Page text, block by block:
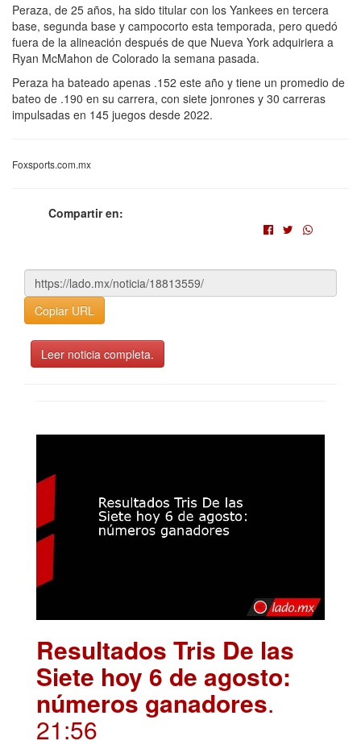
Peraza, de 25 años, ha sido titular con los Yankees en tercera
base, segunda base y campocorto esta temporada, pero quedó
fuera de la alineación después de que Nueva York adquiriera a
Ryan McMahon de Colorado la semana pasada.
Peraza ha bateado apenas .152 este año y tiene un promedio de
bateo de .190 en su carrera, con siete jonrones y 30 carreras
impulsadas en 145 juegos desde 2022.
Foxsports.com.mx
Compartir en:
Copiar URL
Leer noticia completa.
Resultados Tris De las
Siete hoy 6 de agosto:
números ganadores.
21:56